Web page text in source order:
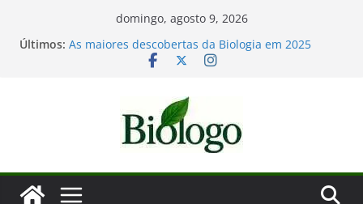
domingo, agosto 9, 2026
Últimos:
Mergulho na Biologia – por que a ciência é tão
fascinante?
As maiores descobertas da Biologia em 2025
Tatiana Sampaio e a laminina
Considerações de fim de ano: Biologia 2025